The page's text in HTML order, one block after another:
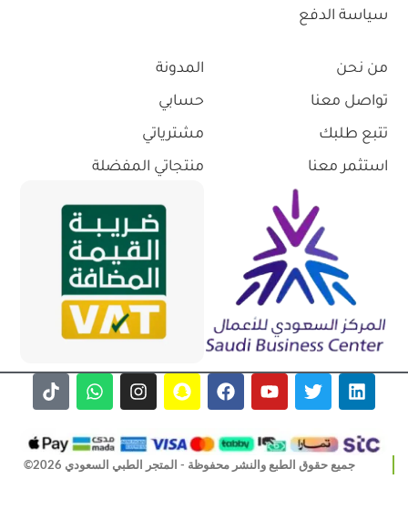
سياسة الدفع
من نحن
تواصل معنا
تتبع طلبك
استثمر معنا
المدونة
حسابي
مشترياتي
منتجاتي المفضلة
جميع حقوق الطبع والنشر محفوظة - المتجر الطبي السعودي 2026©